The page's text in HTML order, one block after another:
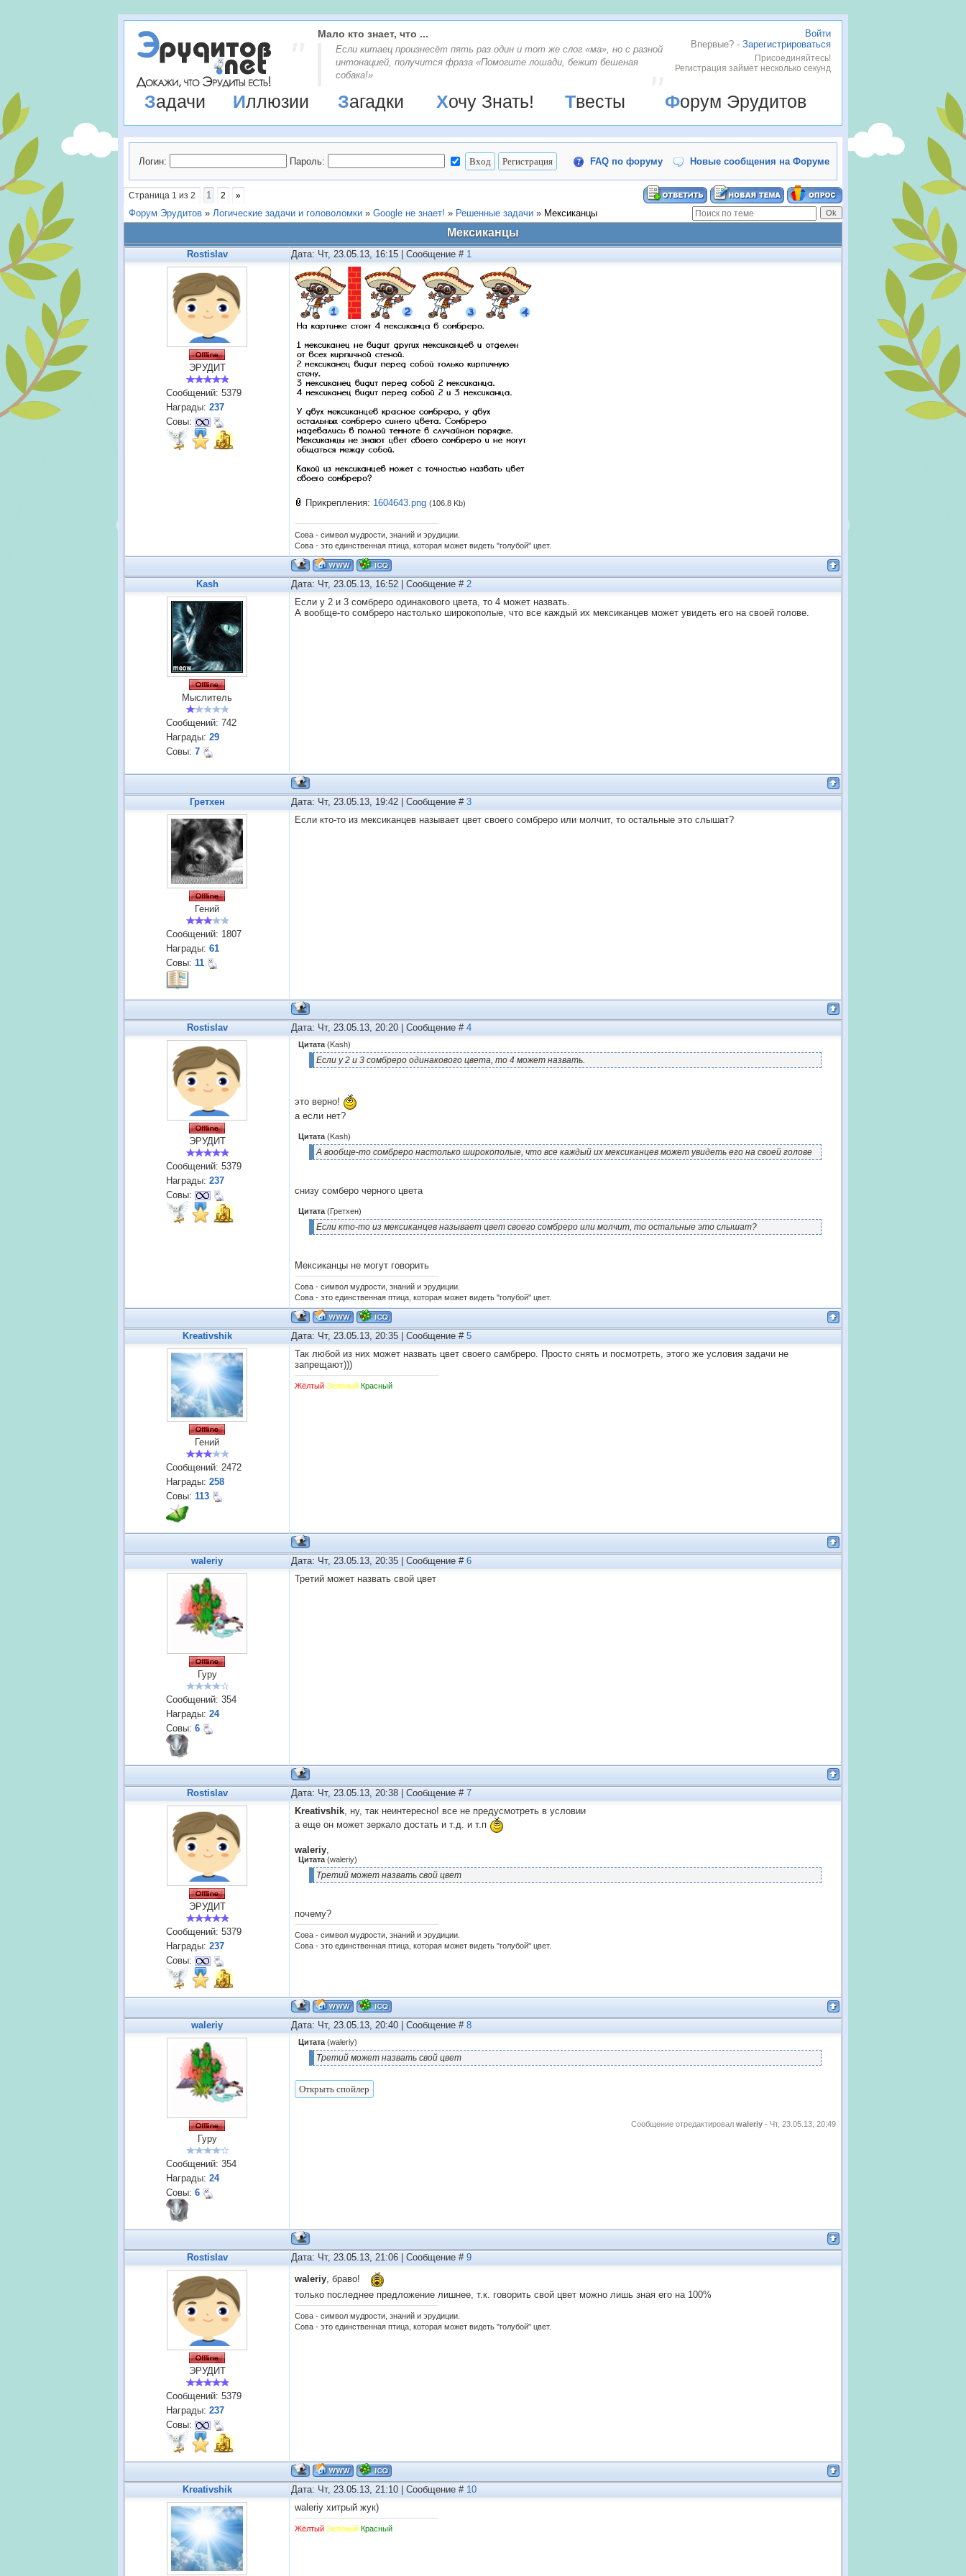
Войти
Впервые? - Зарегистрироваться
Присоединяйтесь!
Регистрация займет несколько секунд
Мало кто знает, что ...
Если китаец произнесёт пять раз один и тот же слог «ма», но с разной
интонацией, получится фраза «Помогите лошади, бежит бешеная
собака!»
Задачи Иллюзии Загадки Хочу Знать! Твесты Форум Эрудитов
Логин: Пароль: FAQ по форуму Новые сообщения на Форуме
Страница 1 из 2 1 2 »
Форум Эрудитов » Логические задачи и головоломки » Google не знает! » Решенные задачи » Мексиканцы
Мексиканцы
Rostislav Дата: Чт, 23.05.13, 16:15 | Сообщение # 1
ЭРУДИТ
Сообщений: 5379
Награды: 237
Совы:
Прикрепления: 1604643.png (106.8 Kb)
Сова - символ мудрости, знаний и эрудиции.
Сова - это единственная птица, которая может видеть "голубой" цвет.
Kash Дата: Чт, 23.05.13, 16:52 | Сообщение # 2
Мыслитель
Сообщений: 742
Награды: 29
Совы: 7
Если у 2 и 3 сомбреро одинакового цвета, то 4 может назвать.
А вообще-то сомбреро настолько широкополые, что все каждый их мексиканцев может увидеть его на своей голове.
Гретхен Дата: Чт, 23.05.13, 19:42 | Сообщение # 3
Гений
Сообщений: 1807
Награды: 61
Совы: 11
Если кто-то из мексиканцев называет цвет своего сомбреро или молчит, то остальные это слышат?
Rostislav Дата: Чт, 23.05.13, 20:20 | Сообщение # 4
ЭРУДИТ
Сообщений: 5379
Награды: 237
Совы:
Цитата (Kash)
Если у 2 и 3 сомбреро одинакового цвета, то 4 может назвать.
это верно!
а если нет?
Цитата (Kash)
А вообще-то сомбреро настолько широкополые, что все каждый их мексиканцев может увидеть его на своей голове
снизу сомберо черного цвета
Цитата (Гретхен)
Если кто-то из мексиканцев называет цвет своего сомбреро или молчит, то остальные это слышат?
Мексиканцы не могут говорить
Сова - символ мудрости, знаний и эрудиции.
Сова - это единственная птица, которая может видеть "голубой" цвет.
Kreativshik Дата: Чт, 23.05.13, 20:35 | Сообщение # 5
Гений
Сообщений: 2472
Награды: 258
Совы: 113
Так любой из них может назвать цвет своего самбреро. Просто снять и посмотреть, этого же условия задачи не
запрещают)))
Жёлтый Зелёный Красный
waleriy Дата: Чт, 23.05.13, 20:35 | Сообщение # 6
Гуру
Сообщений: 354
Награды: 24
Совы: 6
Третий может назвать свой цвет
Rostislav Дата: Чт, 23.05.13, 20:38 | Сообщение # 7
ЭРУДИТ
Сообщений: 5379
Награды: 237
Совы:
Kreativshik, ну, так неинтересно! все не предусмотреть в условии
а еще он может зеркало достать и т.д. и т.п
waleriy,
Цитата (waleriy)
Третий может назвать свой цвет
почему?
Сова - символ мудрости, знаний и эрудиции.
Сова - это единственная птица, которая может видеть "голубой" цвет.
waleriy Дата: Чт, 23.05.13, 20:40 | Сообщение # 8
Гуру
Сообщений: 354
Награды: 24
Совы: 6
Цитата (waleriy)
Третий может назвать свой цвет
Сообщение отредактировал waleriy - Чт, 23.05.13, 20:49
Rostislav Дата: Чт, 23.05.13, 21:06 | Сообщение # 9
ЭРУДИТ
Сообщений: 5379
Награды: 237
Совы:
waleriy, браво!
только последнее предложение лишнее, т.к. говорить свой цвет можно лишь зная его на 100%
Сова - символ мудрости, знаний и эрудиции.
Сова - это единственная птица, которая может видеть "голубой" цвет.
Kreativshik Дата: Чт, 23.05.13, 21:10 | Сообщение # 10
waleriy хитрый жук)
Жёлтый Зелёный Красный